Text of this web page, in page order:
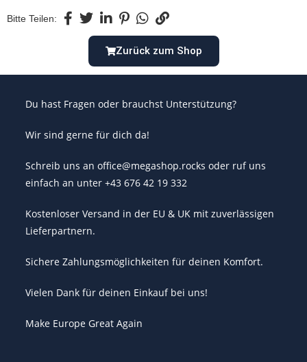
Bitte Teilen:
Zurück zum Shop
Du hast Fragen oder brauchst Unterstützung?
Wir sind gerne für dich da!
Schreib uns an office@megashop.rocks oder ruf uns
einfach an unter +43 676 42 19 332
Kostenloser Versand in der EU & UK mit zuverlässigen
Lieferpartnern.
Sichere Zahlungsmöglichkeiten für deinen Komfort.
Vielen Dank für deinen Einkauf bei uns!
Make Europe Great Again